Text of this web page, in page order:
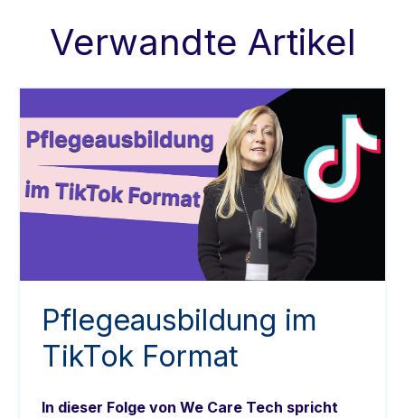
Verwandte Artikel
Pflegeausbildung im
TikTok Format
In dieser Folge von We Care Tech spricht